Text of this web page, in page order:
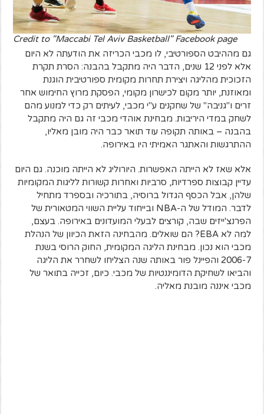
Credit to "Maccabi Tel Aviv Basketball" Facebook page
גם מההיבט הספורטיבי, לו מכבי הכריזה את הודעתה לא היום
אלא לפני 12 שנים, הדבר היה מתקבל בהבנה: הסרת תקרת
הזכוכית מהליגה ויצירת תחרות מקומית ספורטיבית הוגנת
ומאוזנת, יותר מקום לכישרון מקומי, הפסקת מרוץ החימוש אחר
זרים ו"גניבה" של שחקנים ע"י מכבי, לעיתים רק כדי למנוע מהם
לשחק במדי היריבות. מבחינת אוהדי מכבי זה גם היה מתקבל
בהבנה – באותה תקופה עוד תואר כבר היה מובן מאליו,
ההתרגשות והאתגר האמיתי היו באירופה.
אלא שאז לא הייתה האפשרות. היורוליג לא הייתה מוכנה. גם היום
עדיין קבוצות ספרדיות, סרביות ואחרות קשורות לליגות המקומיות
שלהן, אבל הכסף הגדול ברוסיה, בתורכיה ובספרד מתחיל
לדבר. המודל של ה-NBA ובייחוד עליית השווי המטאורית של
הפרנצ'ייזים שבה, קורצים לבעלי המועדונים באירופה. בעצם,
למה לא EBA? הם שואלים. מהבחינה הזאת הכיוון של הנהלת
מכבי הוא נכון. מבחינת הליגה המקומית, החוק הרוסי בשנת
2006-7 והפיינל פור באותה שנה הצליחו לשחרר את הליגה
והביאו לשחיקת הדומיננטיות של מכבי. כיום, זכייה בתואר של
מכבי איננה מובנת מאליה.